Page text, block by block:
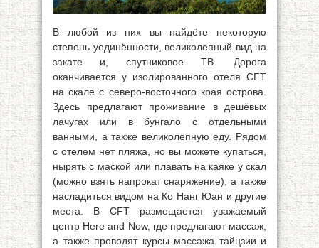
В любой из них вы найдёте некоторую
степень уединённости, великолепный вид на
закате и, спутниковое ТВ. Дорога
оканчивается у изолированного отеля CFT
на скале с северо-восточного края острова.
Здесь предлагают проживание в дешёвых
лачугах или в бунгало с отдельными
ванными, а также великолепную еду. Рядом
с отелем нет пляжа, но вы можете купаться,
нырять с маской или плавать на каяке у скал
(можно взять напрокат снаряжение), а также
насладиться видом на Ко Нанг Юан и другие
места. В CFT размещается уважаемый
центр Here and Now, где предлагают массаж,
а также проводят курсы массажа тайцзии и